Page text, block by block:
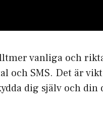
vanliga och
och SMS. Det är
dig själv och din